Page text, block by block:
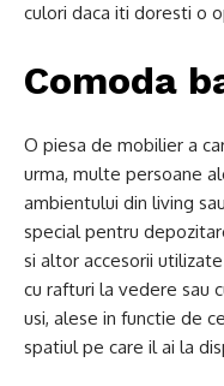
culori daca iti doresti o
Comoda
O piesa de mobilier a
urma, multe persoane
ambientului din living
special pentru
si altor accesorii
cu rafturi la vedere sau
usi, alese in functie de
spatiul pe care il ai la